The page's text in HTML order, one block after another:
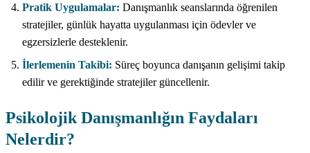
Pratik Uygulamalar: Danışmanlık seanslarında öğrenilen
stratejiler, günlük hayatta uygulanması için ödevler ve
egzersizlerle desteklenir.
İlerlemenin Takibi: Süreç boyunca danışanın gelişimi takip
edilir ve gerektiğinde stratejiler güncellenir.
Psikolojik Danışmanlığın Faydaları
Nelerdir?